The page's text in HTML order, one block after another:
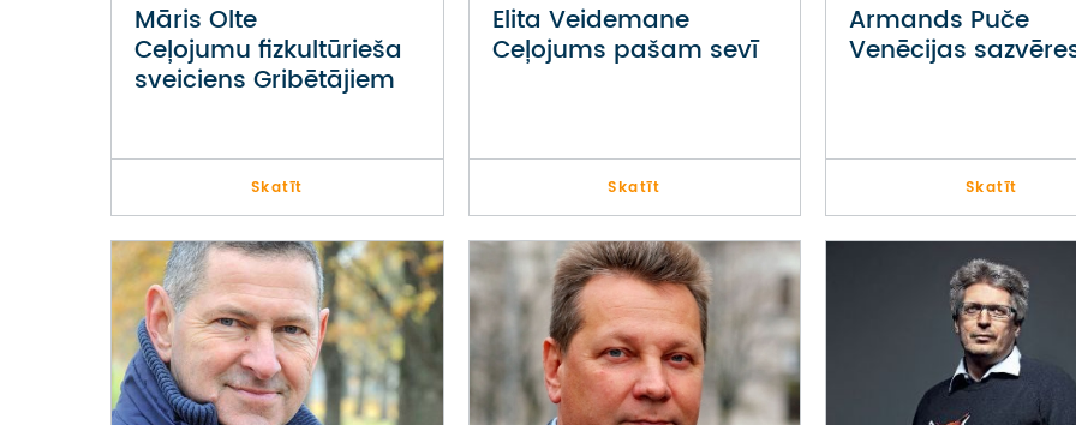
Māris Olte
Ceļojumu fizkultūrieša
sveiciens Gribētājiem
Skatīt
Elita Veidemane
Ceļojums pašam sevī
Skatīt
Armands Puče
Venēcijas
Skatīt